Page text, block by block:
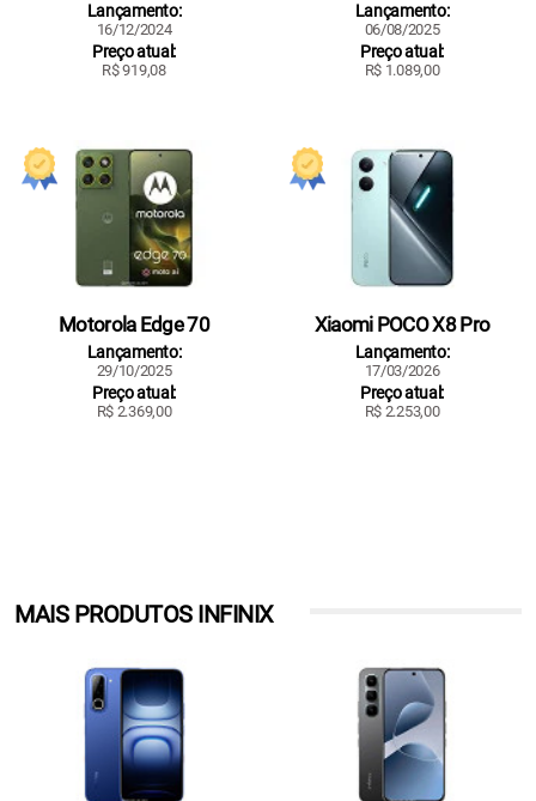
Lançamento:
16/12/2024
Preço atual:
R$ 919,08
Lançamento:
06/08/2025
Preço atual:
R$ 1.089,00
Motorola Edge 70
Lançamento:
29/10/2025
Preço atual:
R$ 2.369,00
Xiaomi POCO X8 Pro
Lançamento:
17/03/2026
Preço atual:
R$ 2.253,00
MAIS PRODUTOS INFINIX